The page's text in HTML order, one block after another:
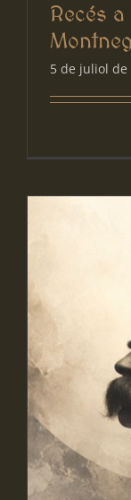
Recés
5 de juliol de